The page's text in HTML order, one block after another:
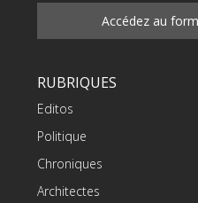
Accédez au
RUBRIQUES
Editos
Politique
Chroniques
Architectes